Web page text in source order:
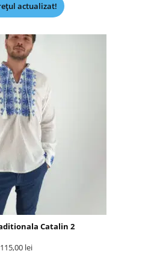
actualizat!
Catalin 2
115,00 lei